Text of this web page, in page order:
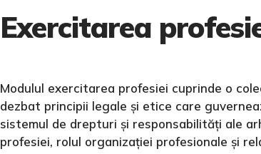
Exercitarea
Modulul exercitarea profesiei cuprinde o
dezbat principii legale și etice care
sistemul de drepturi și responsabilități ale
profesiei, rolul organizației profesionale și